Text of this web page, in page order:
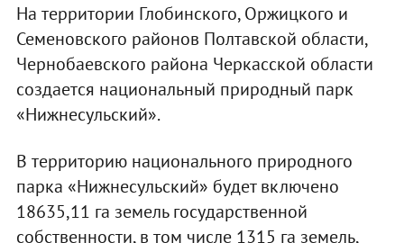
На территории Глобинского, Оржицкого и
Семеновского районов Полтавской области,
Чернобаевского района Черкасской области
создается национальный природный парк
«Нижнесульский».
В территорию национального природного
парка «Нижнесульский» будет включено
18635,11 га земель государственной
собственности, в том числе 1315 га земель,